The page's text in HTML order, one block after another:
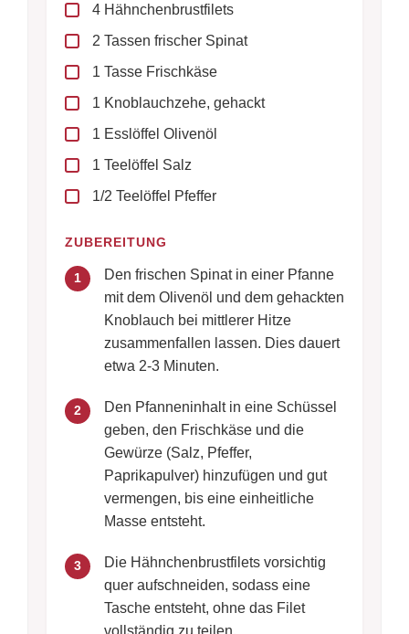
4 Hähnchenbrustfilets
2 Tassen frischer Spinat
1 Tasse Frischkäse
1 Knoblauchzehe, gehackt
1 Esslöffel Olivenöl
1 Teelöffel Salz
1/2 Teelöffel Pfeffer
ZUBEREITUNG
1
Den frischen Spinat in einer Pfanne
mit dem Olivenöl und dem gehackten
Knoblauch bei mittlerer Hitze
zusammenfallen lassen. Dies dauert
etwa 2-3 Minuten.
2
Den Pfanneninhalt in eine Schüssel
geben, den Frischkäse und die
Gewürze (Salz, Pfeffer,
Paprikapulver) hinzufügen und gut
vermengen, bis eine einheitliche
Masse entsteht.
3
Die Hähnchenbrustfilets vorsichtig
quer aufschneiden, sodass eine
Tasche entsteht, ohne das Filet
vollständig zu teilen.